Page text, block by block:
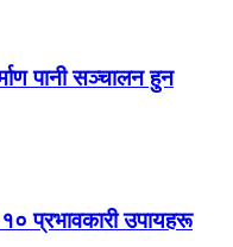
पानी सञ्चालन हुन
१० प्रभावकारी उपायहरू